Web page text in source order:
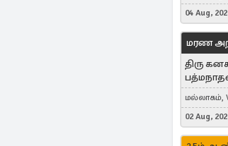
04 Aug,
மரண
திரு
மல்லாகம்,
02 Aug,